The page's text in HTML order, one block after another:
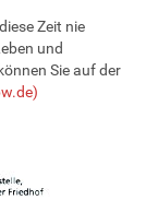
Zeit nie
und
Sie auf der